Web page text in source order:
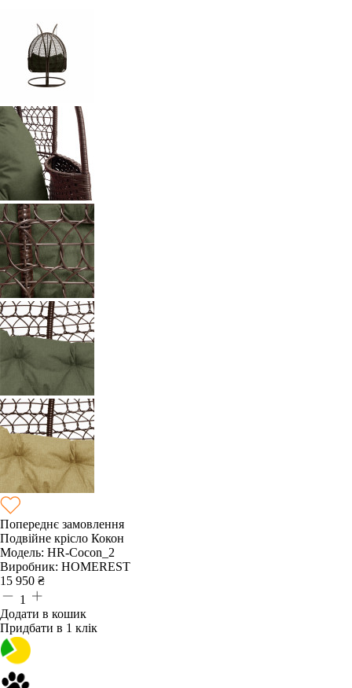
Попереднє замовлення
Подвійне крісло Кокон
Модель: HR-Cocon_2
Виробник: HOMEREST
15 950 ₴
1
Додати в кошик
Придбати в 1 клік